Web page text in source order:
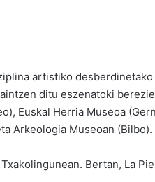
artistiko desberdinetako
ditu eszenatoki
Euskal Herria Museoa
Arkeologia Museoan (Bilbo).
Bertan, La